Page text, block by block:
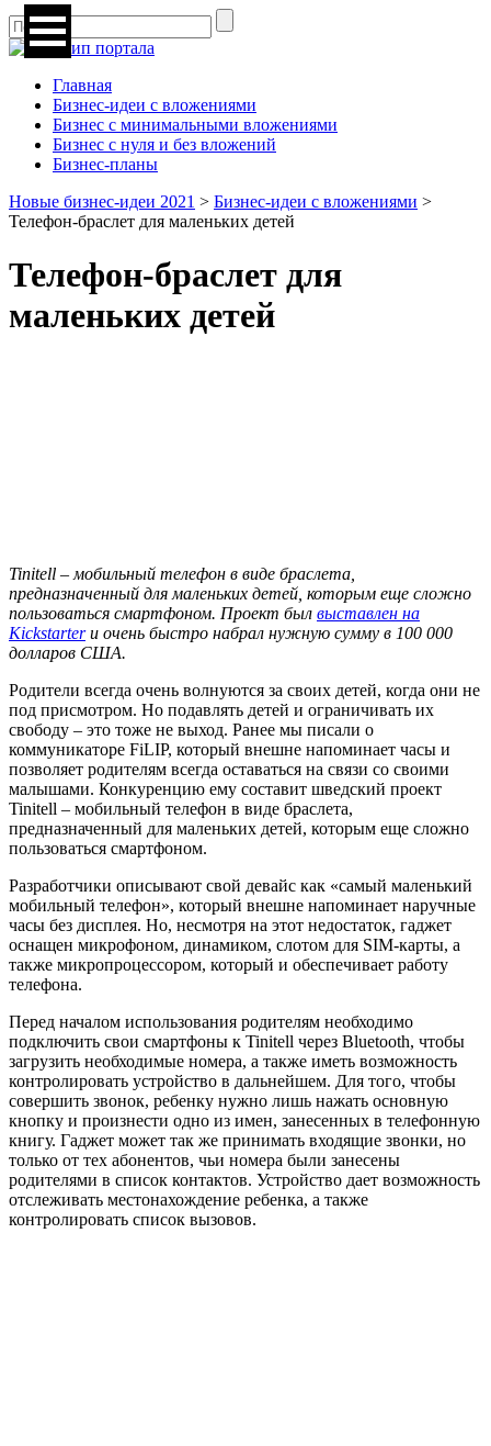
Главная
Бизнес-идеи с вложениями
Бизнес с минимальными вложениями
Бизнес с нуля и без вложений
Бизнес-планы
Новые бизнес-идеи 2021 > Бизнес-идеи с вложениями >
Телефон-браслет для маленьких детей
Телефон-браслет для
маленьких детей
Tinitell – мобильный телефон в виде браслета,
предназначенный для маленьких детей, которым еще сложно
пользоваться смартфоном. Проект был выставлен на
Kickstarterи очень быстро набрал нужную сумму в 100 000
долларов США.
Родители всегда очень волнуются за своих детей, когда они не
под присмотром. Но подавлять детей и ограничивать их
свободу – это тоже не выход. Ранее мы писали о
коммуникаторе FiLIP, который внешне напоминает часы и
позволяет родителям всегда оставаться на связи со своими
малышами. Конкуренцию ему составит шведский проект
Tinitell – мобильный телефон в виде браслета,
предназначенный для маленьких детей, которым еще сложно
пользоваться смартфоном.
Разработчики описывают свой девайс как «самый маленький
мобильный телефон», который внешне напоминает наручные
часы без дисплея. Но, несмотря на этот недостаток, гаджет
оснащен микрофоном, динамиком, слотом для SIM-карты, а
также микропроцессором, который и обеспечивает работу
телефона.
Перед началом использования родителям необходимо
подключить свои смартфоны к Tinitell через Bluetooth, чтобы
загрузить необходимые номера, а также иметь возможность
контролировать устройство в дальнейшем. Для того, чтобы
совершить звонок, ребенку нужно лишь нажать основную
кнопку и произнести одно из имен, занесенных в телефонную
книгу. Гаджет может так же принимать входящие звонки, но
только от тех абонентов, чьи номера были занесены
родителями в список контактов. Устройство дает возможность
отслеживать местонахождение ребенка, а также
контролировать список вызовов.